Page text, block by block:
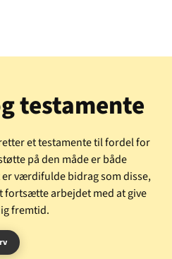
testamente
et testamente til fordel for
på den måde er både
værdifulde bidrag som disse,
fortsætte arbejdet med at give
fremtid.